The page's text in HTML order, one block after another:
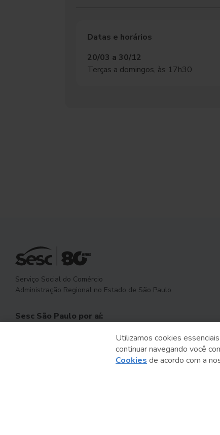
Datas e horários
20/03 a 30/12
Terças a domingos, às 17h30
Serviço Social do Comércio
Administração Regional no Estado de São Paulo
Sesc São Paulo por aí:
Utilizamos cookies
continuar navegando você
Cookies de acordo com a